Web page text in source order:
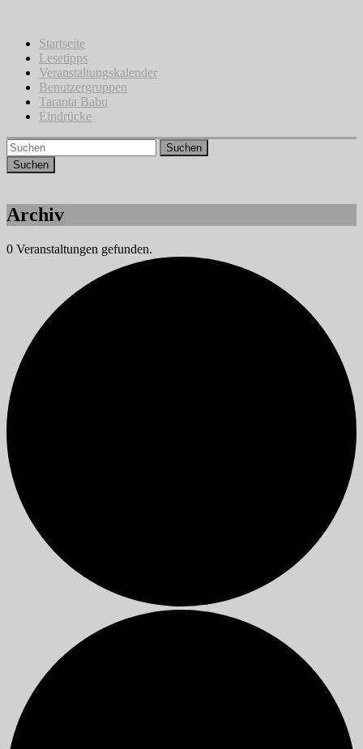
springenStartseite
Lesetipps
Veranstaltungskalender
Benutzergruppen
Taranta Babu
Eindrücke
Suchen
Archiv
0 Veranstaltungen gefunden.